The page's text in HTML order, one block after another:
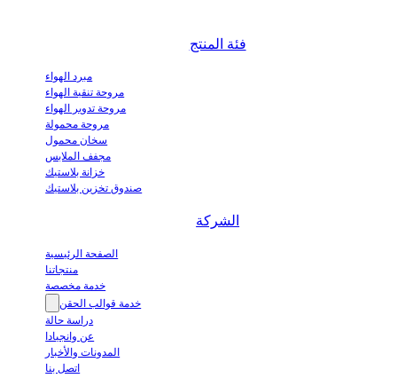
فئة المنتج
مبرد الهواء
مروحة تنقية الهواء
مروحة تدوير الهواء
مروحة محمولة
سخان محمول
مجفف الملابس
خزانة بلاستيك
صندوق تخزين بلاستيك
الشركة
الصفحة الرئيسية
منتجاتنا
خدمة مخصصة
خدمة قوالب الحقن
دراسة حالة
عن وانجيادا
المدونات والأخبار
اتصل بنا